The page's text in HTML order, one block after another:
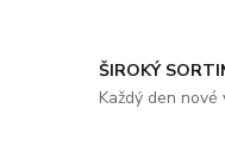
ŠIROKÝ
Každý den nové